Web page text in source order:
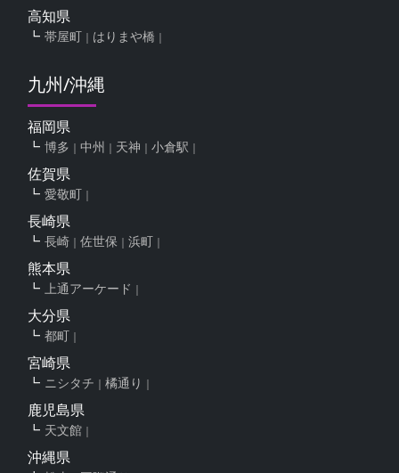
高知県
帯屋町 はりまや橋
九州/沖縄
福岡県
博多 中州 天神 小倉駅
佐賀県
愛敬町
長崎県
長崎 佐世保 浜町
熊本県
上通アーケード
大分県
都町
宮崎県
ニシタチ 橘通り
鹿児島県
天文館
沖縄県